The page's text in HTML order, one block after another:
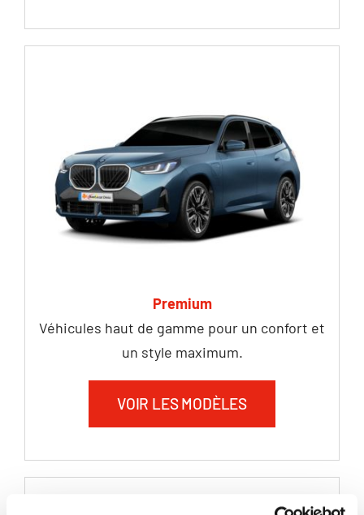
Premium
Véhicules haut de gamme pour un confort et
un style maximum.
VOIR LES MODÈLES